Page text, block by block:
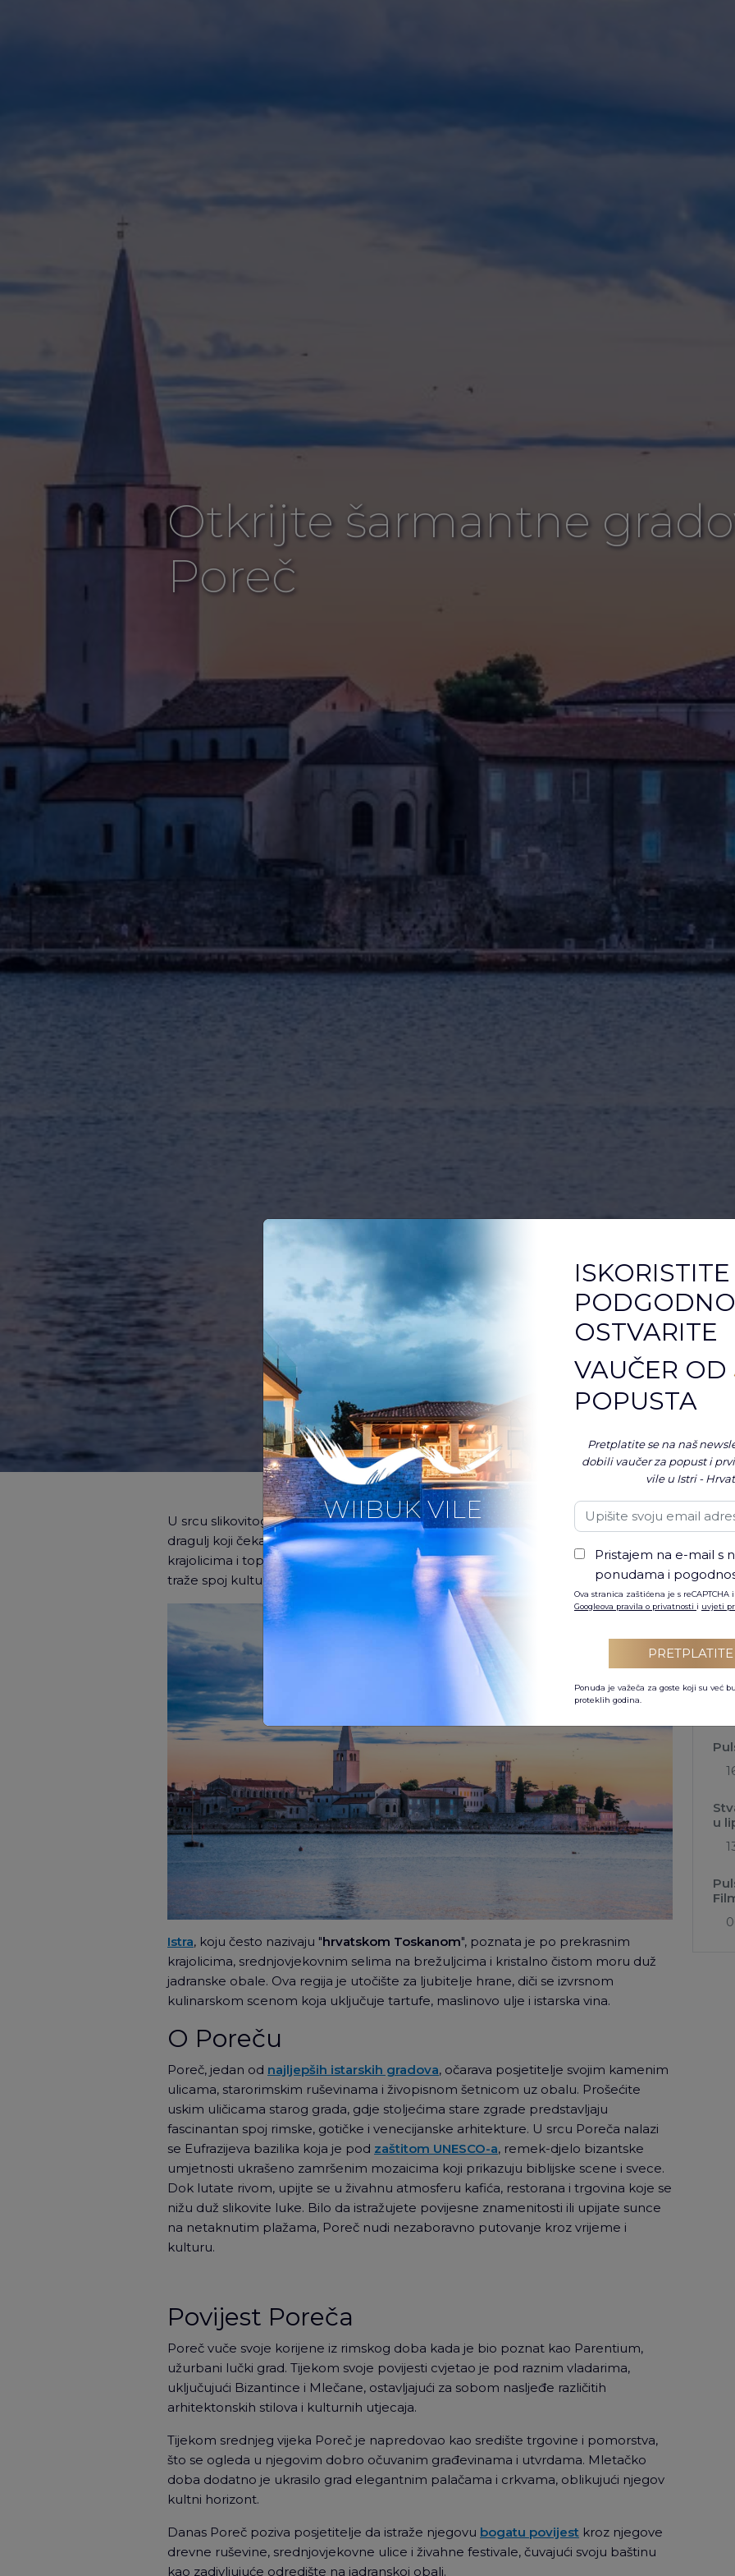
Otkrijte šarmantne
Poreč
U srcu slikovitog istarskog poluotoka smjestio se očaravajući gradić Poreč, skriveni
dragulj koji čeka da bude otkriven. Sa svojom bogatom poviješću, prekrasnim
krajolicima i toplim gostoprimstvom, Poreč nudi ugodan bijeg za putnike koji
traže spoj kulture, opuštanja i avanture.
Istra, koju često nazivaju "hrvatskom Toskanom", poznata je po prekrasnim
krajolicima, srednjovjekovnim selima na brežuljcima i kristalno čistom moru duž
jadranske obale. Ova regija je utočište za ljubitelje hrane, diči se izvrsnom
kulinarskom scenom koja uključuje tartufe, maslinovo ulje i istarska vina.
O Poreču
Poreč, jedan od najljepših istarskih gradova, očarava posjetitelje svojim kamenim
ulicama, starorimskim ruševinama i živopisnom šetnicom uz obalu. Prošećite
uskim uličicama starog grada, gdje stoljećima stare zgrade predstavljaju
fascinantan spoj rimske, gotičke i venecijanske arhitekture. U srcu Poreča nalazi
se Eufrazijeva bazilika koja je pod zaštitom UNESCO-a, remek-djelo bizantske
umjetnosti ukrašeno zamršenim mozaicima koji prikazuju biblijske scene i svece.
Dok lutate rivom, upijte se u živahnu atmosferu kafića, restorana i trgovina koje se
nižu duž slikovite luke. Bilo da istražujete povijesne znamenitosti ili upijate sunce
na netaknutim plažama, Poreč nudi nezaboravno putovanje kroz vrijeme i
kulturu.
Povijest Poreča
Poreč vuče svoje korijene iz rimskog doba kada je bio poznat kao Parentium,
užurbani lučki grad. Tijekom svoje povijesti cvjetao je pod raznim vladarima,
uključujući Bizantince i Mlečane, ostavljajući za sobom nasljeđe različitih
arhitektonskih stilova i kulturnih utjecaja.
Tijekom srednjeg vijeka Poreč je napredovao kao središte trgovine i pomorstva,
što se ogleda u njegovim dobro očuvanim građevinama i utvrdama. Mletačko
doba dodatno je ukrasilo grad elegantnim palačama i crkvama, oblikujući njegov
kultni horizont.
Danas Poreč poziva posjetitelje da istraže njegovu bogatu povijest kroz njegove
drevne ruševine, srednjovjekovne ulice i živahne festivale, čuvajući svoju baštinu
kao zadivljujuće odredište na jadranskoj obali.
5
za
5
u
WIIBUK VILE
ISKORISTITE
OSTVARITE
VAUČER OD
POPUSTA
Pretplatite se na naš
dobili vaučer za popust i
vile u Istri -
Pristajem na e-mail s
ponudama i
Ova stranica zaštićena je s
Googleova pravila o privatnosti i uvjeti
PRETPLATITE
Ponuda je važeča za goste koji su već
proteklih godina.